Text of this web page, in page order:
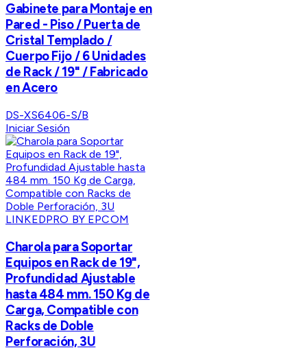
Gabinete para Montaje en
Pared - Piso / Puerta de
Cristal Templado /
Cuerpo Fijo / 6 Unidades
de Rack / 19" / Fabricado
en Acero
DS-XS6406-S/B
Iniciar Sesión
LINKEDPRO BY EPCOM
Charola para Soportar
Equipos en Rack de 19",
Profundidad Ajustable
hasta 484 mm. 150 Kg de
Carga, Compatible con
Racks de Doble
Perforación, 3U